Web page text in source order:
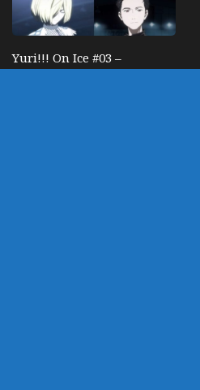
Yuri!!! On Ice #03 –